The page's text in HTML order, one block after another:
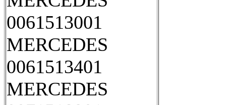
0061513001
MERCEDES
0061513401
MERCEDES